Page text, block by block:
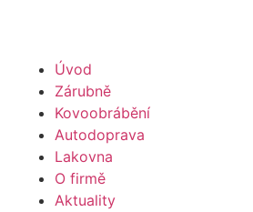
Úvod
Zárubně
Kovoobrábění
Autodoprava
Lakovna
O firmě
Aktuality